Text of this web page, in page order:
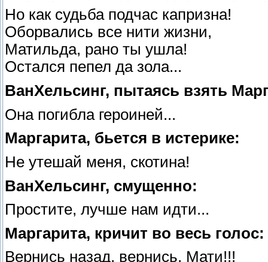
Но как судьба подчас капризна!
Оборвались все нити жизни,
Матильда, рано ты ушла!
Остался пепел да зола...
ВанХельсинг, пытаясь взять
Она погибла героиней...
Маргарита, бьется в истерике:
Не утешай меня, скотина!
ВанХельсинг, смущенно:
Простите, лучше нам идти...
Маргарита, кричит во весь голос:
Вернись назад, вернись, Мати!!!